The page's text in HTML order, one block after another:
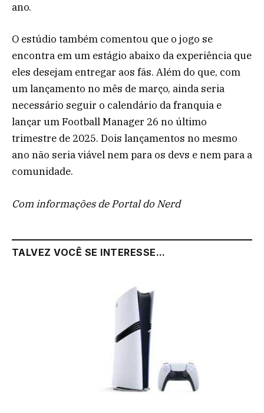
ano.
O estúdio também comentou que o jogo se
encontra em um estágio abaixo da experiência que
eles desejam entregar aos fãs. Além do que, com
um lançamento no mês de março, ainda seria
necessário seguir o calendário da franquia e
lançar um Football Manager 26 no último
trimestre de 2025. Dois lançamentos no mesmo
ano não seria viável nem para os devs e nem para a
comunidade.
Com informações de Portal do Nerd
TALVEZ VOCÊ SE INTERESSE...